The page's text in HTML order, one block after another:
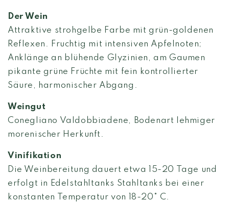
Der Wein
Attraktive strohgelbe Farbe mit grün-goldenen
Reflexen. Fruchtig mit intensiven Apfelnoten;
Anklänge an blühende Glyzinien, am Gaumen
pikante grüne Früchte mit fein kontrollierter
Säure, harmonischer Abgang.
Weingut
Conegliano Valdobbiadene, Bodenart lehmiger
morenischer Herkunft.
Vinifikation
Die Weinbereitung dauert etwa 15-20 Tage und
erfolgt in Edelstahltanks Stahltanks bei einer
konstanten Temperatur von 18-20° C.